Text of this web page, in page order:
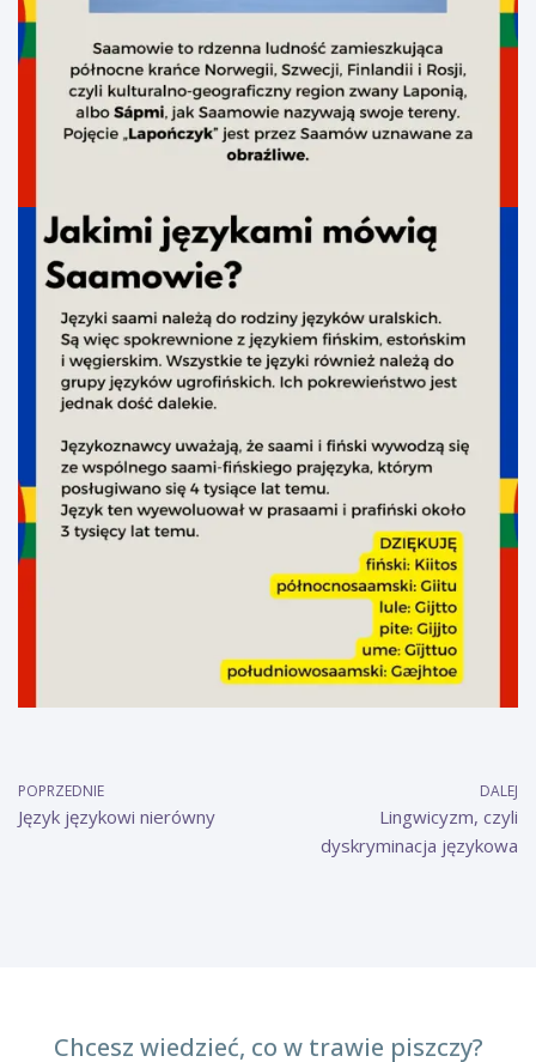
POPRZEDNIE
Język językowi nierówny
DALEJ
Lingwicyzm, czyli
dyskryminacja językowa
Chcesz wiedzieć, co w trawie piszczy?